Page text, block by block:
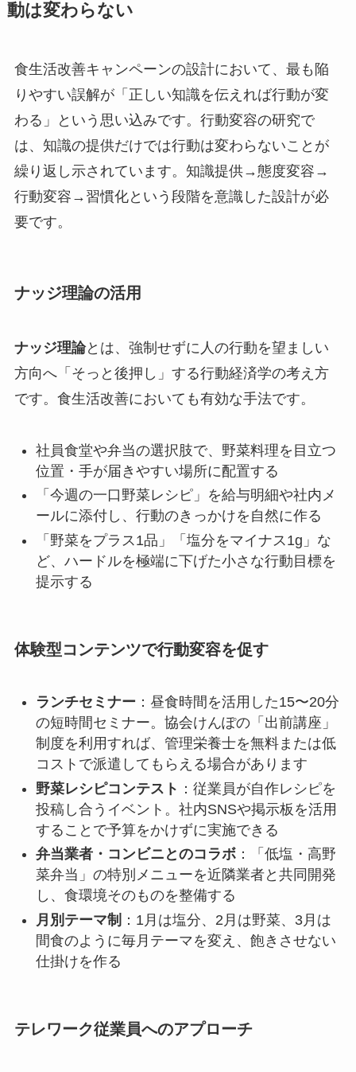
動は変わらない
食生活改善キャンペーンの設計において、最も陥
りやすい誤解が「正しい知識を伝えれば行動が変
わる」という思い込みです。行動変容の研究で
は、知識の提供だけでは行動は変わらないことが
繰り返し示されています。知識提供→態度変容→
行動変容→習慣化という段階を意識した設計が必
要です。
ナッジ理論の活用
ナッジ理論とは、強制せずに人の行動を望ましい
方向へ「そっと後押し」する行動経済学の考え方
です。食生活改善においても有効な手法です。
社員食堂や弁当の選択肢で、野菜料理を目立つ
位置・手が届きやすい場所に配置する
「今週の一口野菜レシピ」を給与明細や社内メ
ールに添付し、行動のきっかけを自然に作る
「野菜をプラス1品」「塩分をマイナス1g」な
ど、ハードルを極端に下げた小さな行動目標を
提示する
体験型コンテンツで行動変容を促す
ランチセミナー ：昼食時間を活用した15〜20分
の短時間セミナー。協会けんぽの「出前講座」
制度を利用すれば、管理栄養士を無料または低
コストで派遣してもらえる場合があります
野菜レシピコンテスト ：従業員が自作レシピを
投稿し合うイベント。社内SNSや掲示板を活用
することで予算をかけずに実施できる
弁当業者・コンビニとのコラボ：「低塩・高野
菜弁当」の特別メニューを近隣業者と共同開発
し、食環境そのものを整備する
月別テーマ制 ：1月は塩分、2月は野菜、3月は
間食のように毎月テーマを変え、飽きさせない
仕掛けを作る
テレワーク従業員へのアプローチ